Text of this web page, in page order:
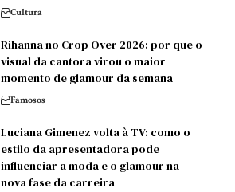
Cultura
Rihanna no Crop Over 2026: por que o
visual da cantora virou o maior
momento de glamour da semana
Famosos
Luciana Gimenez volta à TV: como o
estilo da apresentadora pode
influenciar a moda e o glamour na
nova fase da carreira